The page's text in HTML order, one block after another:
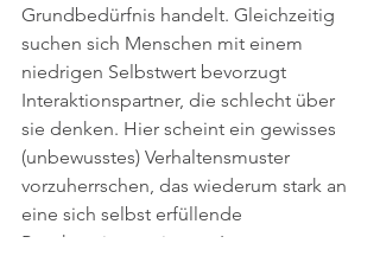
Grundbedürfnis handelt. Gleichzeitig
suchen sich Menschen mit einem
niedrigen Selbstwert bevorzugt
Interaktionspartner, die schlecht über
sie denken. Hier scheint ein gewisses
(unbewusstes) Verhaltensmuster
vorzuherrschen, das wiederum stark an
eine sich selbst erfüllende
Prophezeiung erinnert. Im